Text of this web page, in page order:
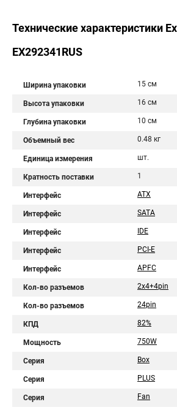
Технические характеристики
EX292341RUS
Ширина упаковки 15 см
Высота упаковки 16 см
Глубина упаковки 10 см
Объемный вес 0.48 кг
Единица измерения шт.
Кратность поставки 1
Интерфейс ATX
Интерфейс SATA
Интерфейс IDE
Интерфейс PCI-E
Интерфейс APFC
Кол-во разъемов 2x4+4pin
Кол-во разъемов 24pin
КПД 82%
Мощность 750W
Серия Box
Серия PLUS
Серия Fan